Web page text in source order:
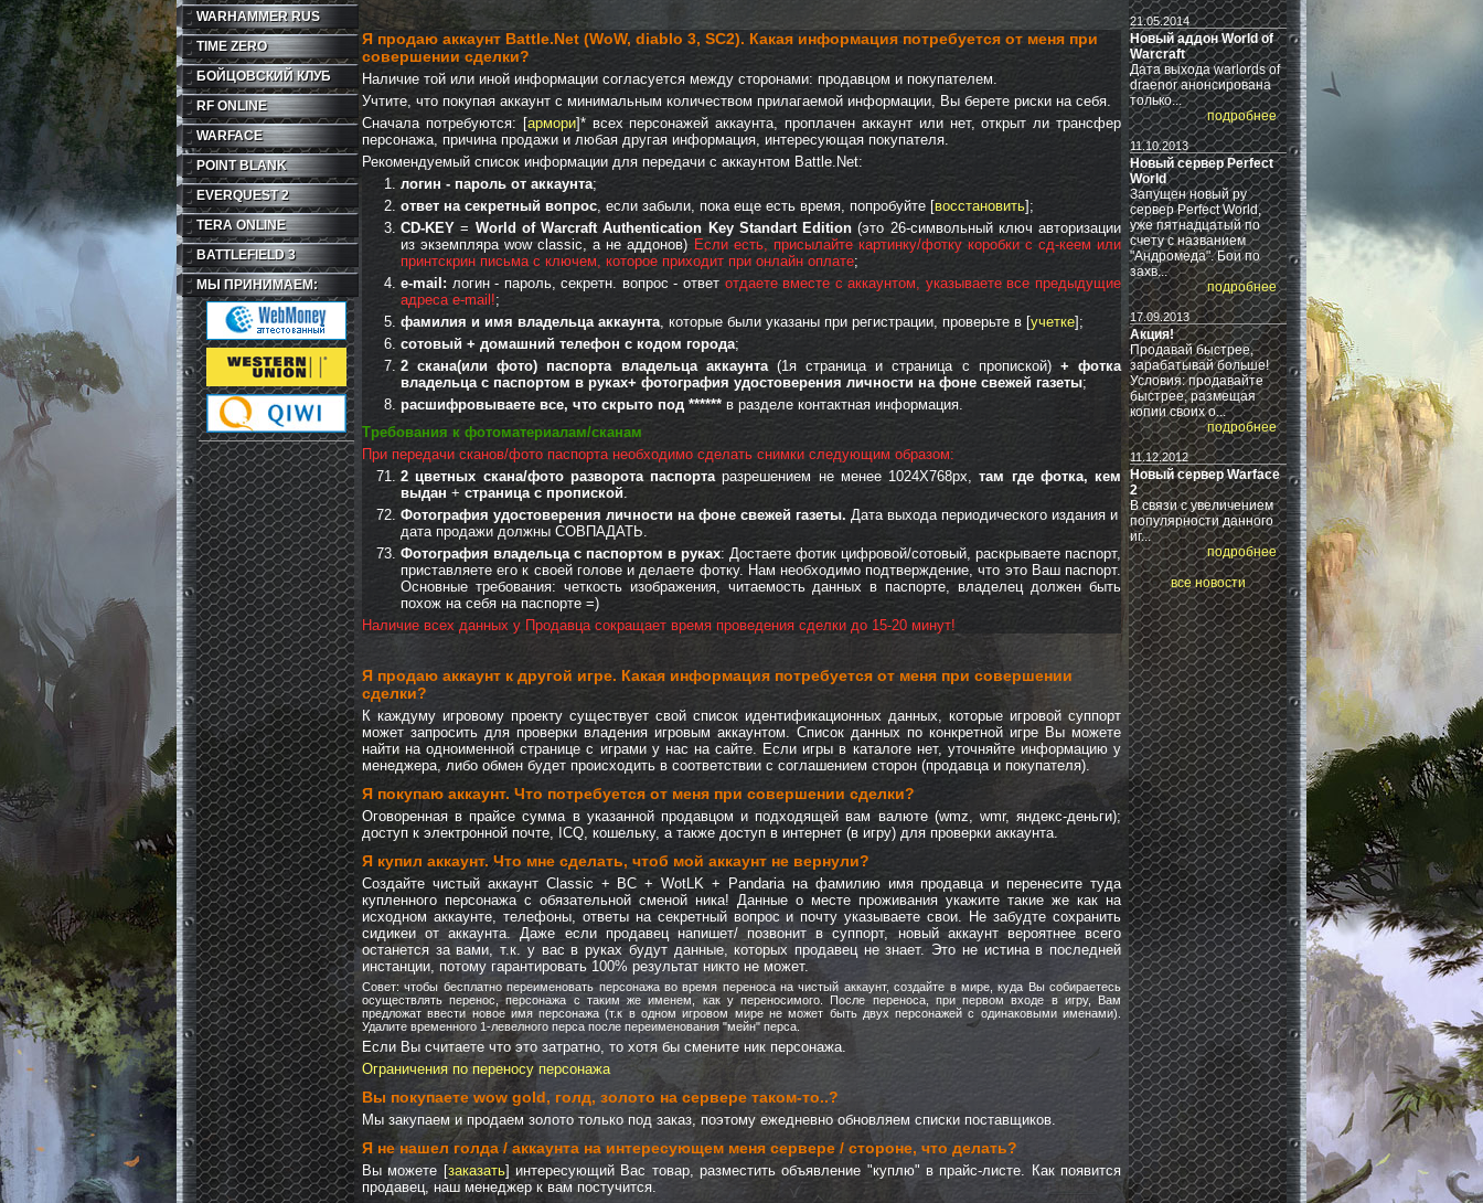
WARHAMMER RUS
TIME ZERO
БОЙЦОВСКИЙ КЛУБ
RF ONLINE
WARFACE
POINT BLANK
EVERQUEST 2
TERA ONLINE
BATTLEFIELD 3
МЫ ПРИНИМАЕМ:
Я продаю аккаунт Battle.Net (WoW, diablo 3, SC2). Какая информация потребуется от меня при
совершении сделки?
Наличие той или иной информации согласуется между сторонами: продавцом и покупателем.
Учтите, что покупая аккаунт с минимальным количеством прилагаемой информации, Вы берете риски на себя.
Сначала потребуются: [армори]* всех персонажей аккаунта, проплачен аккаунт или нет, открыт ли трансфер
персонажа, причина продажи и любая другая информация, интересующая покупателя.
Рекомендуемый список информации для передачи с аккаунтом Battle.Net:
логин - пароль от аккаунта;
ответ на секретный вопрос, если забыли, пока еще есть время, попробуйте [восстановить];
CD-KEY = World of Warcraft Authentication Key Standart Edition (это 26-символьный ключ авторизации
из экземпляра wow classic, а не аддонов) Если есть, присылайте картинку/фотку коробки с сд-кеем или
принтскрин письма с ключем, которое приходит при онлайн оплате;
e-mail: логин - пароль, секретн. вопрос - ответ отдаете вместе с аккаунтом, указываете все предыдущие
адреса e-mail!;
фамилия и имя владельца аккаунта, которые были указаны при регистрации, проверьте в [учетке];
сотовый + домашний телефон с кодом города;
2 скана(или фото) паспорта владельца аккаунта(1я страница и страница с пропиской) + фотка
владельца с паспортом в руках+ фотография удостоверения личности на фоне свежей газеты;
расшифровываете все, что скрыто под ****** в разделе контактная информация.
Требования к фотоматериалам/сканам
При передачи сканов/фото паспорта необходимо сделать снимки следующим образом:
2 цветных скана/фото разворота паспортаразрешением не менее 1024X768px,там где фотка, кем
выдан + страница с пропиской.
Фотография удостоверения личности на фоне свежей газеты. Дата выхода периодического издания и
дата продажи должны СОВПАДАТЬ.
Фотография владельца с паспортом в руках: Достаете фотик цифровой/сотовый, раскрываете паспорт,
приставляете его к своей голове и делаете фотку. Нам необходимо подтверждение, что это Ваш паспорт.
Основные требования: четкость изображения, читаемость данных в паспорте, владелец должен быть
похож на себя на паспорте =)
Наличие всех данных у Продавца сокращает время проведения сделки до 15-20 минут!
Я продаю аккаунт к другой игре. Какая информация потребуется от меня при совершении
сделки?
К каждуму игровому проекту существует свой список идентификационных данных, которые игровой суппорт
может запросить для проверки владения игровым аккаунтом. Список данных по конкретной игре Вы можете
найти на одноименной странице с играми у нас на сайте. Если игры в каталоге нет, уточняйте информацию у
менеджера, либо обмен будет происходить в соответствии с соглашением сторон (продавца и покупателя).
Я покупаю аккаунт. Что потребуется от меня при совершении сделки?
Оговоренная в прайсе сумма в указанной продавцом и подходящей вам валюте (wmz, wmr, яндекс-деньги);
доступ к электронной почте, ICQ, кошельку, а также доступ в интернет (в игру) для проверки аккаунта.
Я купил аккаунт. Что мне сделать, чтоб мой аккаунт не вернули?
Создайте чистый аккаунт Classic + BC + WotLK + Pandaria на фамилию имя продавца и перенесите туда
купленного персонажа с обязательной сменой ника! Данные о месте проживания укажите такие же как на
исходном аккаунте, телефоны, ответы на секретный вопрос и почту указываете свои. Не забудте сохранить
сидикеи от аккаунта. Даже если продавец напишет/ позвонит в суппорт, новый аккаунт вероятнее всего
останется за вами, т.к. у вас в руках будут данные, которых продавец не знает. Это не истина в последней
инстанции, потому гарантировать 100% результат никто не может.
Совет: чтобы бесплатно переименовать персонажа во время переноса на чистый аккаунт, создайте в мире, куда Вы собираетесь
осуществлять перенос, персонажа с таким же именем, как у переносимого. После переноса, при первом входе в игру, Вам
предложат ввести новое имя персонажа (т.к в одном игровом мире не может быть двух персонажей с одинаковыми именами).
Удалите временного 1-левелного перса после переименования "мейн" перса.
Если Вы считаете что это затратно, то хотя бы смените ник персонажа.
Ограничения по переносу персонажа
Вы покупаете wow gold, голд, золото на сервере таком-то..?
Мы закупаем и продаем золото только под заказ, поэтому ежедневно обновляем списки поставщиков.
Я не нашел голда / аккаунта на интересующем меня сервере / стороне, что делать?
Вы можете [заказать] интересующий Вас товар, разместить объявление "куплю" в прайс-листе. Как появится
продавец, наш менеджер к вам постучится.
21.05.2014
Новый аддон World of
Warcraft
Дата выхода warlords of
draenor анонсирована
только...
подробнее
11.10.2013
Новый сервер Perfect
World
Запущен новый ру
сервер Perfect World,
уже пятнадцатый по
счету с названием
"Андромеда". Бои по
захв...
подробнее
17.09.2013
Акция!
Продавай быстрее,
зарабатывай больше!
Условия: продавайте
быстрее, размещая
копии своиx о...
подробнее
11.12.2012
Новый сервер Warface
2
В связи с увеличением
популярности данного
иг...
подробнее
все новости